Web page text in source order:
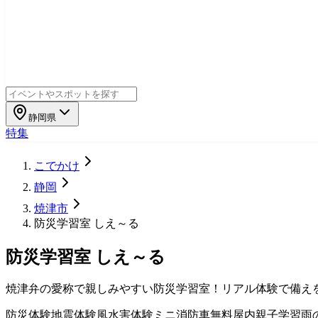
静岡県
特集
こでかけ
静岡
焼津市
防災学習室 しえ～る
防災学習室 しえ～る
焼津弁の愛称で親しみやすい防災学習室！リアル体験で備え
防災体験地震体験風水害体験 ミニ消防車無料屋内親子学習雨